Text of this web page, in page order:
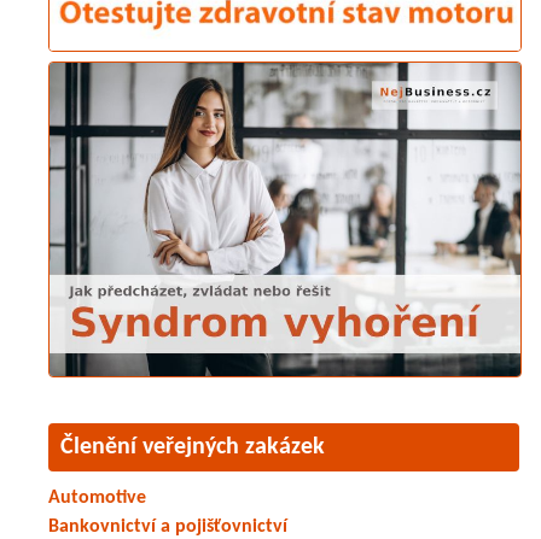
Členění veřejných zakázek
Automotive
Bankovnictví a pojišťovnictví